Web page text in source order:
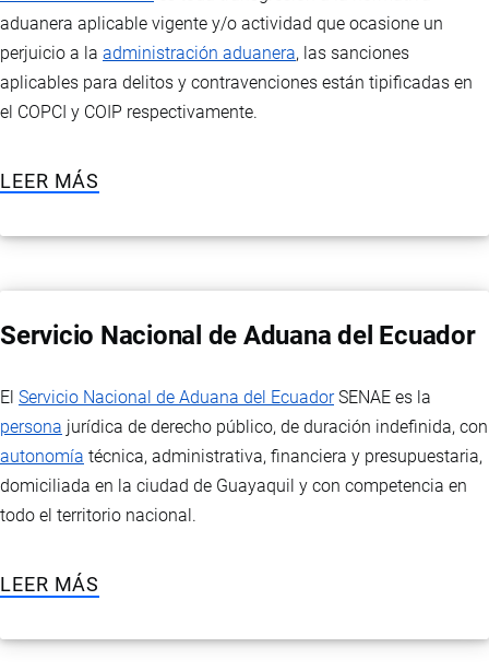
Para determinar la subpartida arancelaria de un producto es
necesario realizar el proceso de clasificación arancelaria.
aduanera aplicable vigente y/o actividad que ocasione un
perjuicio a la administración aduanera, las sanciones
aplicables para delitos y contravenciones están tipificadas en
el COPCI y COIP respectivamente.
LEER MÁS
Servicio Nacional de Aduana del Ecuador
El Servicio Nacional de Aduana del EcuadorSENAE es la
persona jurídica de derecho público, de duración indefinida, con
autonomía técnica, administrativa, financiera y presupuestaria,
domiciliada en la ciudad de Guayaquil y con competencia en
todo el territorio nacional.
LEER MÁS